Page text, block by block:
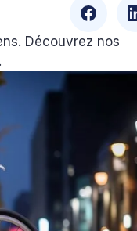
Découvrez nos